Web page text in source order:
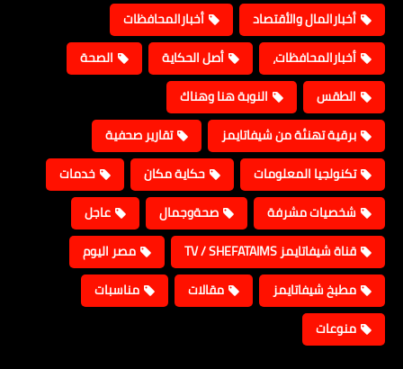
أخبارالمال والأقتصاد
أخبارالمحافظات
أخبارالمحافظات،
أصل الحكاية
الصحة
الطقس
النوبة هنا وهناك
برقية تهنئة من شيفاتايمز
تقارير صحفية
تكنولجيا المعلومات
حكاية مكان
خدمات
شخصيات مشرفة
صحةوجمال
عاجل
قناة شيفاتايمز TV / SHEFATAIMS
مصر اليوم
مطبخ شيفاتايمز
مقالات
مناسبات
منوعات